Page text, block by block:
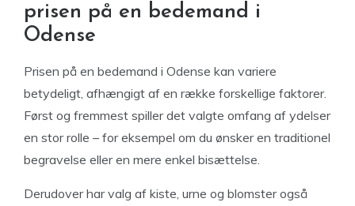
prisen på en bedemand i
Odense
Prisen på en bedemand i Odense kan variere
betydeligt, afhængigt af en række forskellige faktorer.
Først og fremmest spiller det valgte omfang af ydelser
en stor rolle – for eksempel om du ønsker en traditionel
begravelse eller en mere enkel bisættelse.
Derudover har valg af kiste, urne og blomster også